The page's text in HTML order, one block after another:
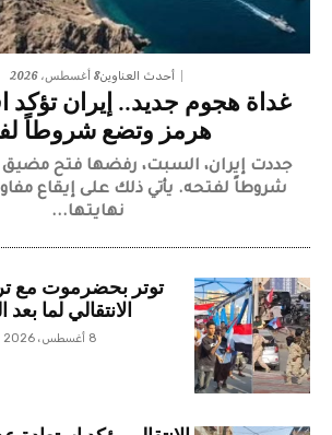
أحدث العناوين8 أغسطس، 2026
غداة هجوم جديد.. إيران تؤكد
هرمز وتضع شروطاً
جددت إيران، السبت، رفضها فتح
شروطاً لفتحه. يأتي ذلك على إيقاع
نهايتها...
توتر بحضرموت مع
الانتقالي لما بعد
8 أغسطس، 2026